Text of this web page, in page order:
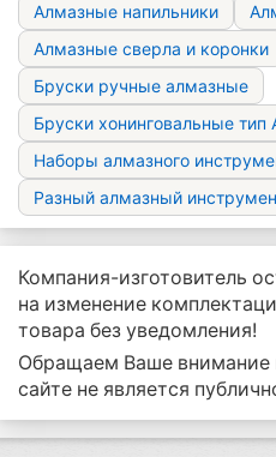
Алмазные напильники
Алмазные сверла и коронки
Бруски ручные алмазные
Бруски хонинговальные тип
Наборы алмазного
Разный алмазный
Компания-изготовитель
на изменение
товара без уведомления!
Обращаем Ваше внимание
сайте не является